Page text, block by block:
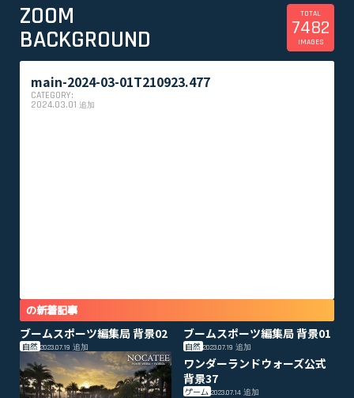
ZOOM
BACKGROUND
TOTAL
7482
IMAGES
main-2024-03-01T210923.477
CATEGORY:
2024.03.01 追加
の新着記事
ブームスポーツ編集局 背景02
自然 2023.07.19 追加
ブームスポーツ編集局 背景01
自然 2023.07.19追加
ワンダーランドウォーズ公式
背景37
ゲーム 2023.07.14追加